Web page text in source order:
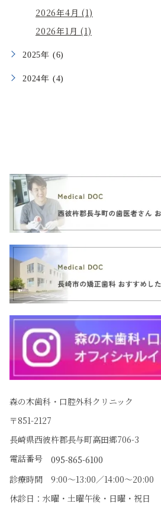
2026年4月 (1)
2026年1月 (1)
2025年 (6)
2024年 (4)
森の木歯科・口腔外科クリニック
〒851-2127
長崎県西彼杵郡長与町高田郷706-3
電話番号 095-865-6100
診療時間 9:00〜13:00／14:00〜20:00
休診日：水曜・土曜午後・日曜・祝日